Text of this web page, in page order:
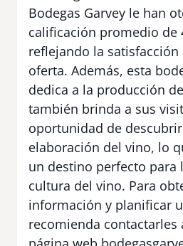
Bodegas Garvey le han
calificación promedio de
reflejando la satisfacción
oferta. Además, esta
dedica a la producción
también brinda a sus
oportunidad de
elaboración del vino, lo
un destino perfecto para
cultura del vino. Para
información y planificar
recomienda contactarles